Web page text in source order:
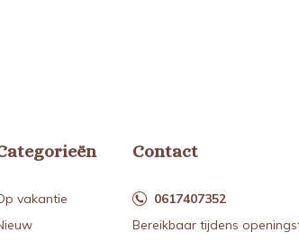
vakantie
Contact
0617407352
Bereikbaar tijdens